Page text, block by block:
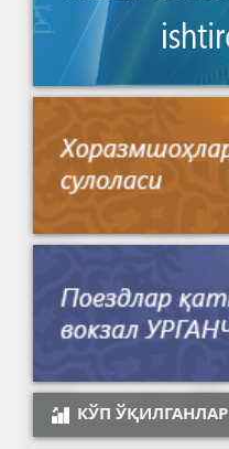
КЎП ЎҚИЛГАНЛАР